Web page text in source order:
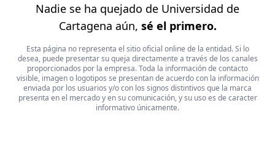
Nadie se ha quejado de Universidad de
Cartagena aún, sé el primero.
Esta página no representa el sitio oficial online de la entidad. Si lo
desea, puede presentar su queja directamente a través de los canales
proporcionados por la empresa. Toda la información de contacto
visible, imagen o logotipos se presentan de acuerdo con la información
enviada por los usuarios y/o con los signos distintivos que la marca
presenta en el mercado y en su comunicación, y su uso es de caracter
informativo únicamente.